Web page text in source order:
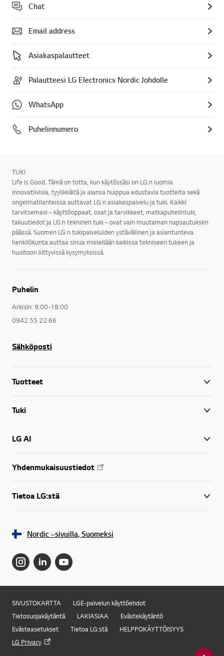
Chat
Email address
Asiakaspalautteet
Palautteesi LG Electronics Nordic Johdolle
WhatsApp
Puhelinnumero
TUKI
Life is Good. Tämä on totta, kun käytössäsi on LG:n luomia
innovatiivisia, tyylikkäitä ja alansa huippua edustavia tuotteita sekä
ongelmatilanteissa auttavat LG:n asiakaspalvelu ja tuki. Kaikki
tarvitsemasi – käyttöoppaat, osat ja tarvikkeet, matkapuhelintuki,
takuutiedot ja LG:n tekninen tuki – ovat vain muutaman napsautuksen
päässä. Suomen LG:n tukipalveluiden ystävällinen ja asiantunteva
henkilökunta auttaa sinua mielellään kaikissa tekniseen tukeen ja
huoltoon liittyvissä kysymyksissä.
Puhelin
Arkisin: 9:00-18:00
0942 55 22 66
Sähköposti
Tuotteet
Tuki
LG AI
Yhdenmukaisuustiedot
Tietoa LG:stä
Nordic –sivuilla, Suomeksi
SIVUSTOKARTTA
LGE-palvelun käyttöehdot
Tietosuojakäytäntä
LAKIASIAA
Evästekäytäntö
Evästeasetukset
Tietoa LG:stä
HELPPOKÄYTTÖISYYS
LG Privacy